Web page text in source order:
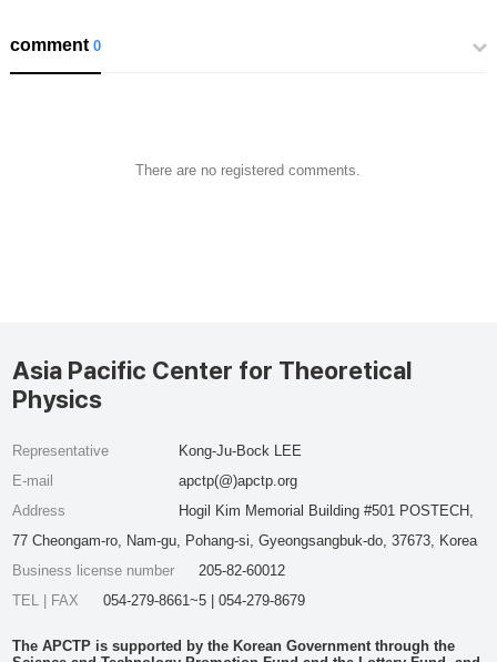
comment0
There are no registered comments.
Asia Pacific Center for Theoretical
Physics
Representative
Kong-Ju-Bock LEE
E-mail
apctp(@)apctp.org
Address
Hogil Kim Memorial Building #501 POSTECH,
77 Cheongam-ro, Nam-gu, Pohang-si, Gyeongsangbuk-do, 37673, Korea
Business license number
205-82-60012
TEL | FAX
054-279-8661~5 | 054-279-8679
The APCTP is supported by the Korean Government through the